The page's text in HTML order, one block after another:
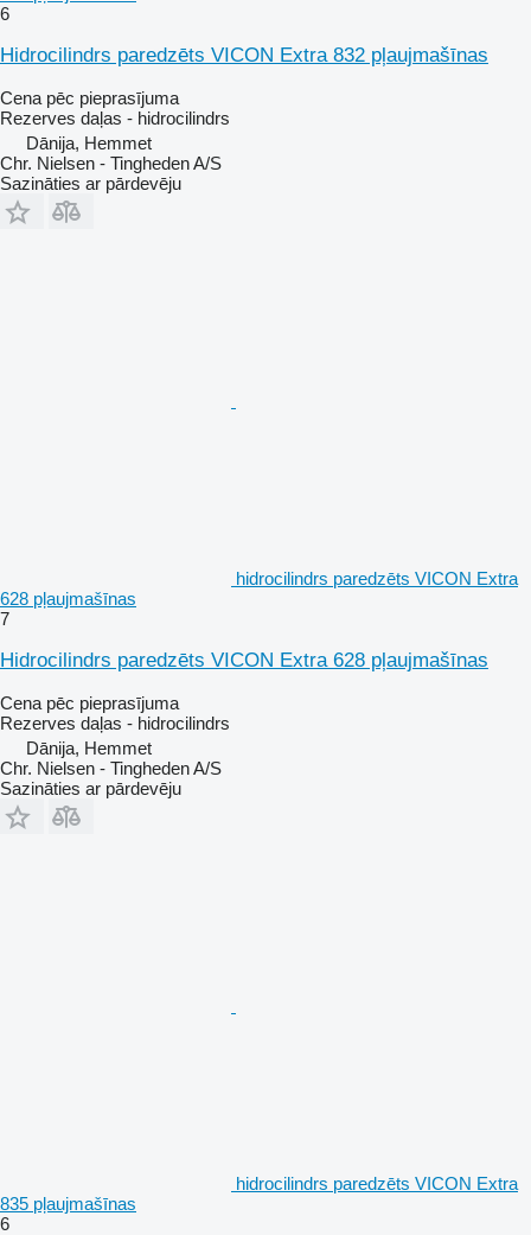
6
Hidrocilindrs paredzēts VICON Extra 832 pļaujmašīnas
Cena pēc pieprasījuma
Rezerves daļas - hidrocilindrs
Dānija, Hemmet
Chr. Nielsen - Tingheden A/S
Sazināties ar pārdevēju
hidrocilindrs paredzēts VICON Extra
628 pļaujmašīnas
7
Hidrocilindrs paredzēts VICON Extra 628 pļaujmašīnas
Cena pēc pieprasījuma
Rezerves daļas - hidrocilindrs
Dānija, Hemmet
Chr. Nielsen - Tingheden A/S
Sazināties ar pārdevēju
hidrocilindrs paredzēts VICON Extra
835 pļaujmašīnas
6